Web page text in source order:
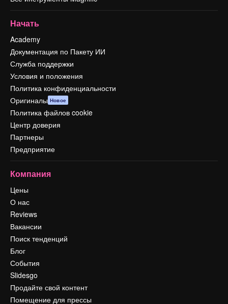
Начать
Academy
Документация по Пакету ИИ
Служба поддержки
Условия и положения
Политика конфиденциальности
Оригиналы Новое
Политика файлов cookie
Центр доверия
Партнеры
Предприятие
Компания
Цены
О нас
Reviews
Вакансии
Поиск тенденций
Блог
События
Slidesgo
Продайте свой контент
Помещение для прессы